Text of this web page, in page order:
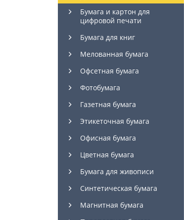
Бумага и картон для
цифровой печати
Бумага для книг
Мелованная бумага
Офсетная бумага
Фотобумага
Газетная бумага
Этикеточная бумага
Офисная бумага
Цветная бумага
Бумага для живописи
Синтетическая бумага
Магнитная бумага